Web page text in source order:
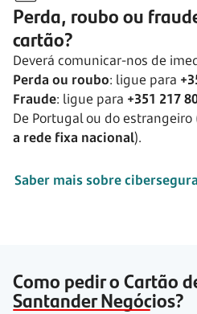
Perda, roubo ou
cartão?
Deverá comunicar-nos de
Perda ou roubo: ligue para
Fraude: ligue para +351 217
De Portugal ou do estrangeiro
a rede fixa nacional).
Saber mais sobre
Como pedir o Cartão
Santander Negócios?